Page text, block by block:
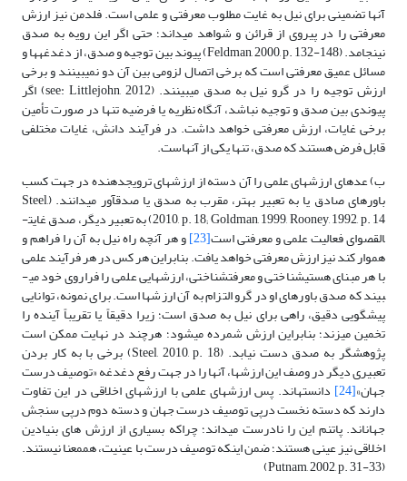
آنها تضمینی برای نیل به غایت مطلوب معرفتی و علمی است. فلدمن نیز ارزش
معرفتی را در پیروی از قرائن و شواهد می­داند؛ حتی اگر این رویه به صدق
نینجامد. (Feldman, 2000, p. 132-148) پیوند بین توجیه و صدق، از دغدغه­ها و
مسائل عمیق معرفتی است که برخی اتصال لزومی بین آن دو نمی­بینند و برخی
ارزش توجیه را در گرو نیل به صدق می­بینند. (see: Littlejohn, 2012) اگر
پیوندی بین صدق و توجیه نباشد، آنگاه نظریه یا فرضیه تنها در صورت تأمین
برخی غایات، ارزش معرفتی خواهد داشت. در فرآیند دانش، غایات مختلفی
قابل فرض هستند که صدق، تنها یکی از آنهاست.
ب) عده­ای ارزش­های علمی را آن دسته از ارزش­های ترویج­دهنده در جهت کسب
باورهای صادق یا به تعبیر بهتر، مقرب به صدق یا صدق­آور می­دانند. (Steel,
2010, p. 18; Goldman, 1999, Rooney, 1992, p. 14) به تعبیر دیگر، صدق غایت­
القصوای فعالیت علمی و معرفتی است[23] و هر آنچه راه نیل به آن را فراهم و
هموار کند نیز ارزش معرفتی خواهد یافت. بنابراین هر کس در هر فرآیند علمی
با هر مبنای هستی­شناختی و معرفت­شناختی، ارزش­هایی علمی را فراروی خود می­
بیند که صدق باورهای او در گرو التزام به آن ارزش­ها است. برای نمونه، توانایی
پیشگویی دقیق، راهی برای نیل به صدق است؛ زیرا دقیقاً یا تقریباً آینده را
تخمین می­زند؛ بنابراین ارزش شمرده می­شود؛ هرچند در نهایت ممکن است
پژوهشگر به صدق دست نیابد. (Steel, 2010, p. 18) برخی با به کار بردن
تعبیری دیگر در وصف این ارزش­ها، آنها را در جهت رفع دغدغه «توصیف درست
جهان»[24] دانسته­اند. پس ارزش­های علمی با ارزش­های اخلاقی در این تفاوت
دارند که دسته نخست درپی توصیف درست جهان و دسته دوم درپی سنجش
جهان­اند. پاتنم این را نادرست می­داند؛ چراکه بسیاری از ارزش های بنیادین
اخلاقی نیز عینی هستند؛ ضمن اینکه توصیف درست با عینیت، هم­معنا نیستند.
(Putnam, 2002, p. 31-33)